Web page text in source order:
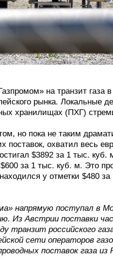
на транзит газа
рынка. Локальные
хранилищах (ПХГ)
но пока не таким
поставок, охватил весь
$3892 за 1 тыс.
за 1 тыс. куб. м. Это
у отметки $480
напрямую поступал в
Из Австрии поставки
транзит российского
сети операторов
поставок газа из